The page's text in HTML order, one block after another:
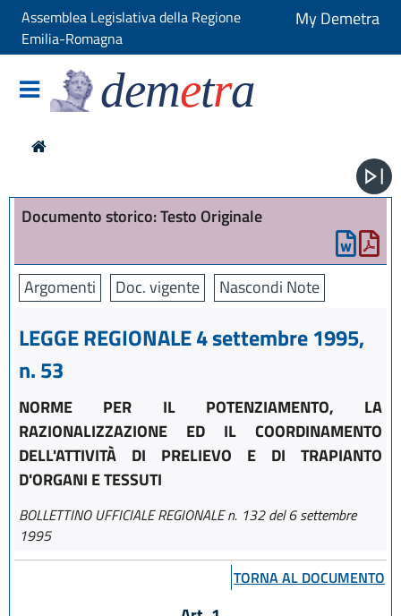
Assemblea Legislativa della Regione
Emilia-Romagna
My Demetra
demetra
Documento storico: Testo Originale
Argomenti Doc. vigente Nascondi Note
LEGGE REGIONALE 4 settembre 1995,
n. 53
NORME PER IL POTENZIAMENTO, LA
RAZIONALIZZAZIONE ED IL COORDINAMENTO
DELL'ATTIVITÀ DI PRELIEVO E DI TRAPIANTO
D'ORGANI E TESSUTI
BOLLETTINO UFFICIALE REGIONALE n. 132 del 6 settembre
1995
TORNA AL DOCUMENTO